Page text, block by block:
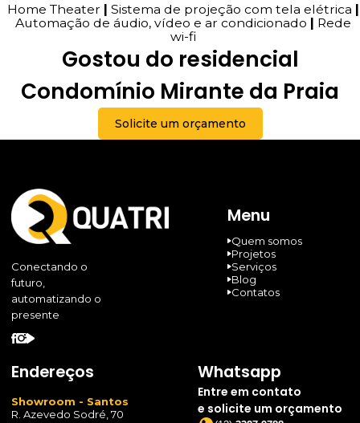
Home Theater |Sistema de projeção com tela elétrica |
Automação de áudio, vídeo e ar condicionado | Rede
wi-fi
Gostou do residencial
Condomínio Mirante da Praia
Solicite um orçamento
Conectando o
futuro,
automatizando o
presente
Menu
Quem somos
Projetos
Serviços
Blog
Contatos
Endereços
Showroom - Santos
R. Azevedo Sodré, 70
Whatsapp
Entre em contato
e solicite um orçamento